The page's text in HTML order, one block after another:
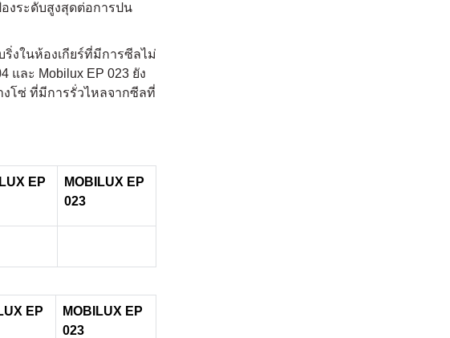
งระดับสูงสุดต่อการปน
ริ่งในห้องเกียร์ที่มีการซีลไม่
และ Mobilux EP 023 ยัง
โซ่ ที่มีการรั่วไหลจากซีลที่
EP
MOBILUX EP
023
EP
MOBILUX EP
023